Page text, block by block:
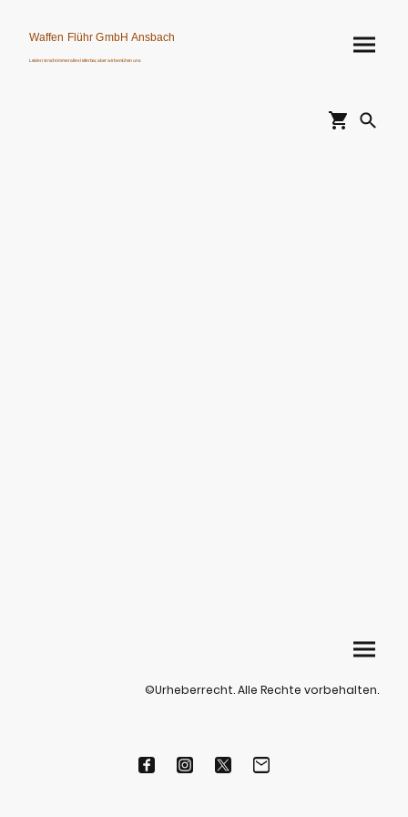
Waffen Flühr GmbH Ansbach
Leider ist nicht immer alles lieferbar, aber wir bemühen uns.
©Urheberrecht. Alle Rechte vorbehalten.